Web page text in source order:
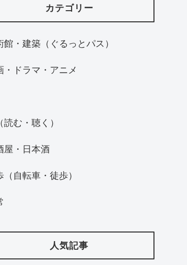
カテゴリー
館・建築（ぐるっとパス）
・ドラマ・アニメ
読む・聴く）
屋・日本酒
（自転車・徒歩）
人気記事